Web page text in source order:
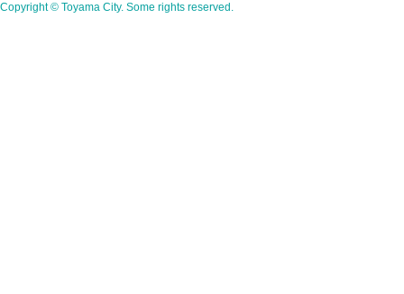
Copyright © Toyama City. Some rights reserved.